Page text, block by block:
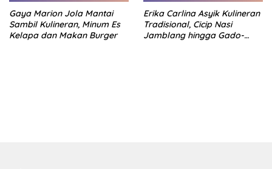
Gaya Marion Jola Mantai
Sambil Kulineran, Minum Es
Kelapa dan Makan Burger
Erika Carlina Asyik Kulineran
Tradisional, Cicip Nasi
Jamblang hingga Gado-